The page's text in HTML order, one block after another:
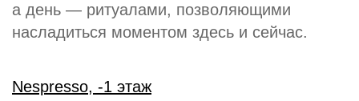
а день — ритуалами, позволяющими
насладиться моментом здесь и сейчас.
Nespresso, -1 этаж